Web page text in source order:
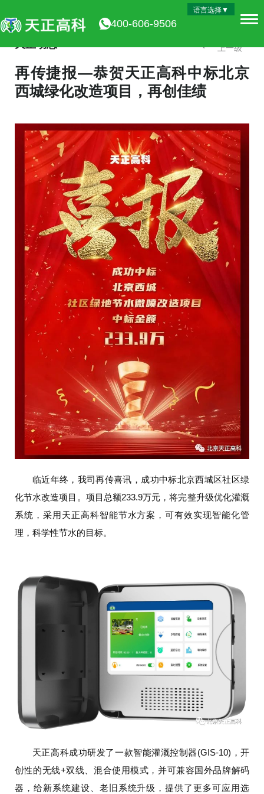
400-606-9506
语言选择▼
上一级
再传捷报—恭贺天正高科中标北京
西城绿化改造项目，再创佳绩
临近年终，我司再传喜讯，成功中标北京西城区社区绿
化节水改造项目。项目总额233.9万元，将完整升级优化灌溉
系统，采用天正高科智能节水方案，可有效实现智能化管
理，科学性节水的目标。
天正高科成功研发了一款智能灌溉控制器(GIS-10)，开
创性的无线+双线、混合使用模式，并可兼容国外品牌解码
器，给新系统建设、老旧系统升级，提供了更多可应用选